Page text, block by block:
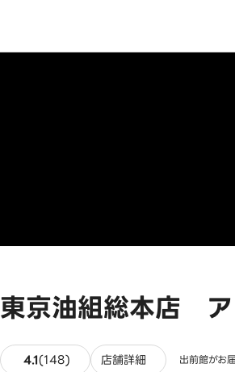
東京油組総本店
4.1(148) 148件のレビュー
店舗詳細 出前館がお